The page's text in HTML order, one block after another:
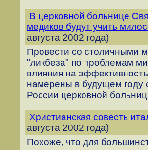
В церковной больнице
медиков будут учить
августа 2002 года)
Провести со столичными
"ликбеза" по проблемам
влияния на
намерены в будущем году
России церковной
Христианская совесть
августа 2002 года)
Похоже, что для